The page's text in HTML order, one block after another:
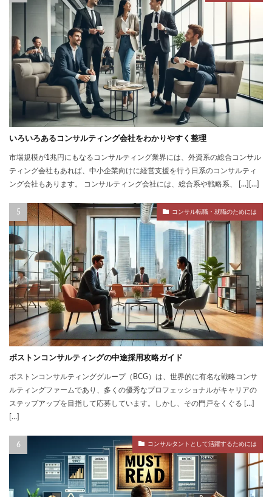
いろいろあるコンサルティング会社をわかりやすく整理
市場規模が1兆円にもなるコンサルティング業界には、外資系の総合コンサル
ティング会社もあれば、中小企業向けに経営支援を行う日系のコンサルティ
ング会社もあります。 コンサルティング会社には、総合系や戦略系、 […][…]
コンサル転職・就職のためには
ボストンコンサルティングの中途採用攻略ガイド
ボストンコンサルティンググループ（BCG）は、世界的に有名な戦略コンサ
ルティングファームであり、多くの優秀なプロフェッショナルがキャリアの
ステップアップを目指して応募しています。しかし、その門戸をくぐる […]
[…]
コンサルタントとして活躍するためには